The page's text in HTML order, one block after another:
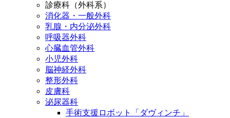
診療科（外科系）
消化器・一般外科
乳腺・内分泌外科
呼吸器外科
心臓血管外科
小児外科
脳神経外科
整形外科
皮膚科
泌尿器科
手術支援ロボット「ダヴィンチ」